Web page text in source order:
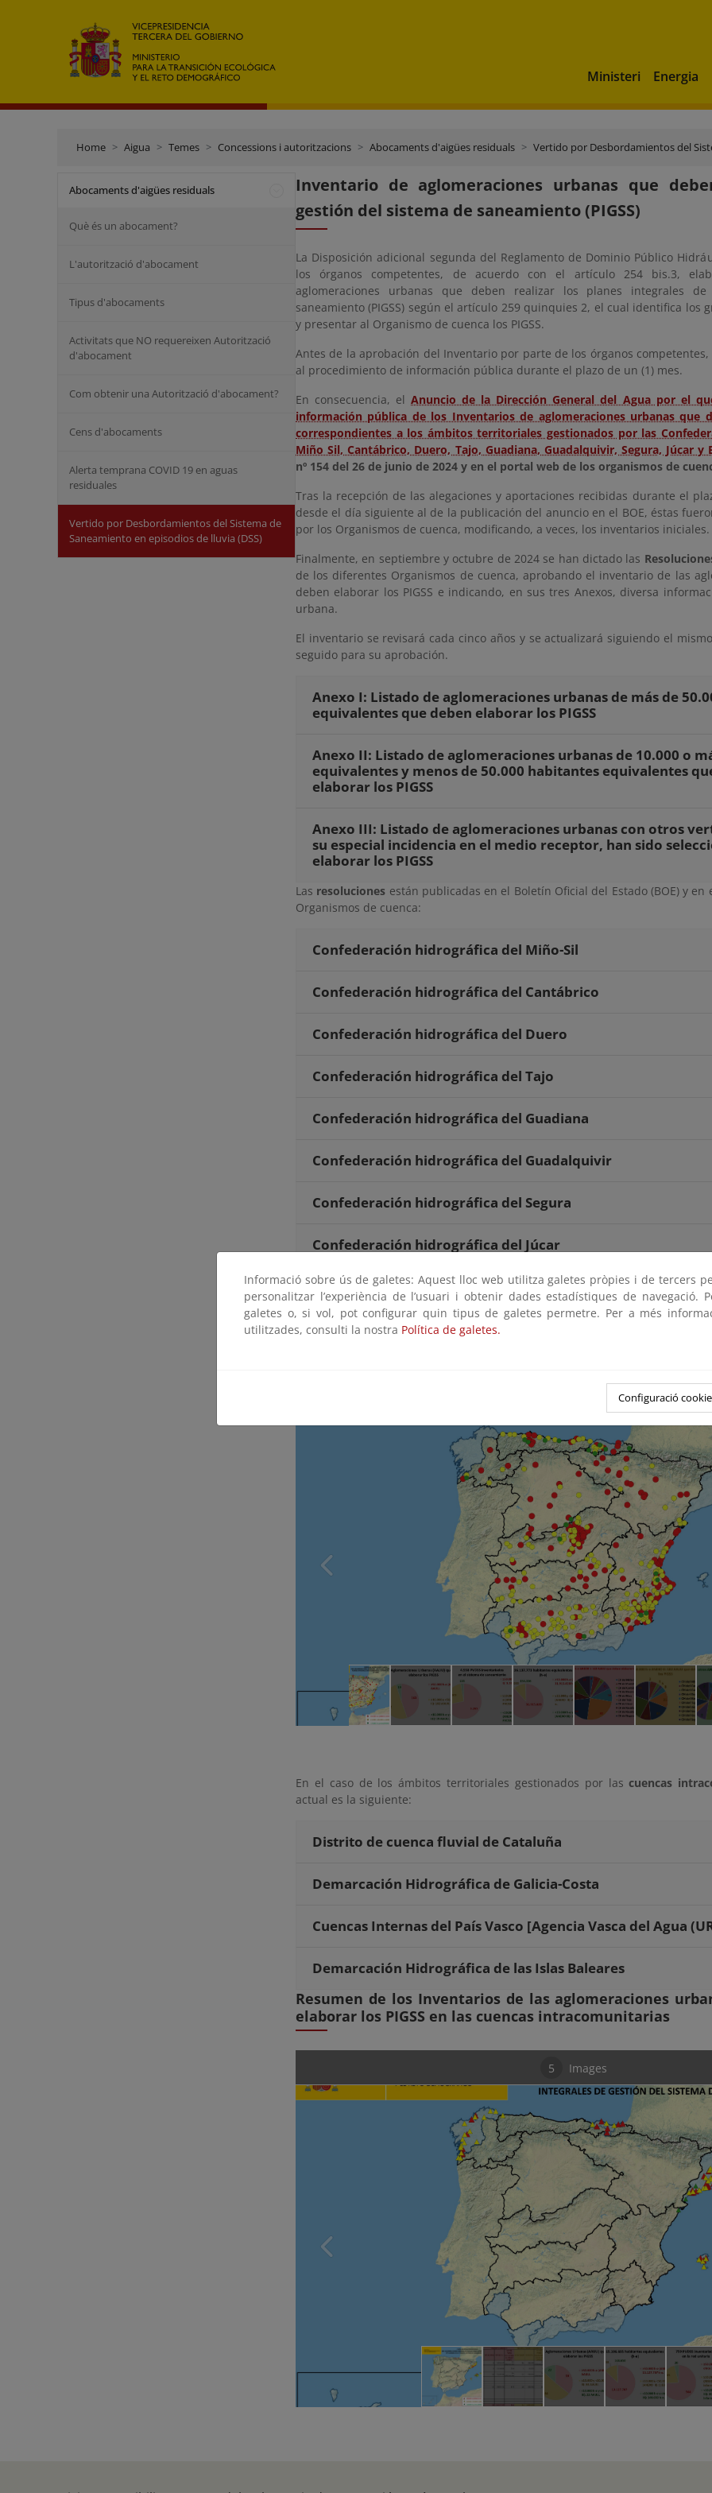
Ministeri Energia
Home Aigua Temes Concessions i autoritzacions Abocaments d'aigües residuals Vertido por Desbordamientos del
Abocaments d'aigües residuals
Què és un abocament?
L'autorització d'abocament
Tipus d'abocaments
Activitats que NO requereixen Autorització
d'abocament
Com obtenir una Autorització d'abocament?
Cens d'abocaments
Alerta temprana COVID 19 en aguas
residuales
Vertido por Desbordamientos del Sistema de
Saneamiento en episodios de lluvia (DSS)
Inventario de aglomeraciones urbanas que
gestión del sistema de saneamiento (PIGSS)
La Disposición adicional segunda del Reglamento de Dominio Público
los órganos competentes, de acuerdo con el artículo 254 bis.3,
aglomeraciones urbanas que deben realizar los planes integrales
saneamiento (PIGSS) según el artículo 259 quinquies 2, el cual identifica los
y presentar al Organismo de cuenca los PIGSS.
Antes de la aprobación del Inventario por parte de los órganos
al procedimiento de información pública durante el plazo de un (1) mes.
En consecuencia, elAnuncio de la Dirección General del Agua por el
información pública de los Inventarios de aglomeraciones urbanas que
correspondientes a los ámbitos territoriales gestionados por las
Miño Sil, Cantábrico, Duero, Tajo, Guadiana, Guadalquivir, Segura, Júcar y
nº 154 del 26 de junio de 2024 y en el portal web de los organismos de
Tras la recepción de las alegaciones y aportaciones recibidas durante el
desde el día siguiente al de la publicación del anuncio en el BOE, éstas
por los Organismos de cuenca, modificando, a veces, los inventarios iniciales.
Finalmente, en septiembre y octubre de 2024 se han dictado las
de los diferentes Organismos de cuenca, aprobando el inventario de las
deben elaborar los PIGSS e indicando, en sus tres Anexos, diversa
urbana.
El inventario se revisará cada cinco años y se actualizará siguiendo el
seguido para su aprobación.
Anexo I: Listado de aglomeraciones urbanas de más de
equivalentes que deben elaborar los PIGSS
Anexo II: Listado de aglomeraciones urbanas de 10.000 o
equivalentes y menos de 50.000 habitantes equivalentes
elaborar los PIGSS
Anexo III: Listado de aglomeraciones urbanas con otros
su especial incidencia en el medio receptor, han sido
elaborar los PIGSS
Las resoluciones están publicadas en el Boletín Oficial del Estado (BOE) y
Organismos de cuenca:
Confederación hidrográfica del Miño-Sil
Confederación hidrográfica del Cantábrico
Confederación hidrográfica del Duero
Confederación hidrográfica del Tajo
Confederación hidrográfica del Guadiana
Confederación hidrográfica del Guadalquivir
Confederación hidrográfica del Segura
Confederación hidrográfica del Júcar
Confederación hidrográfica del Ebro
Resumen de los Inventarios de las aglomeraciones
elaborar los PIGSS en las cuencas intercomunitarias
Images
En el caso de los ámbitos territoriales gestionados por lascuencas
actual es la siguiente:
Distrito de cuenca fluvial de Cataluña
Demarcación Hidrográfica de Galicia-Costa
Cuencas Internas del País Vasco [Agencia Vasca del Agua
Demarcación Hidrográfica de las Islas Baleares
Resumen de los Inventarios de las aglomeraciones
elaborar los PIGSS en las cuencas intracomunitarias
5 Images
Informació sobre ús de galetes: Aquest lloc web utilitza galetes pròpies i de tercers
personalitzar l’experiència de l’usuari i obtenir dades estadístiques de navegació.
galetes o, si vol, pot configurar quin tipus de galetes permetre. Per a més
utilitzades, consulti la nostra Política de galetes.
Configuració